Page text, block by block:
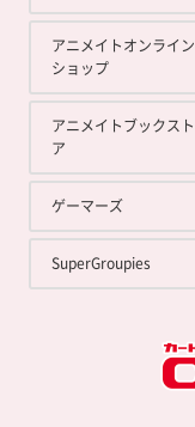
アニメイトオンライン
ショップ
アニメイトブックスト
ア
ゲーマーズ
SuperGroupies